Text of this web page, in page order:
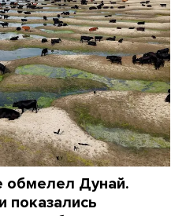
обмелел Дунай.
показались